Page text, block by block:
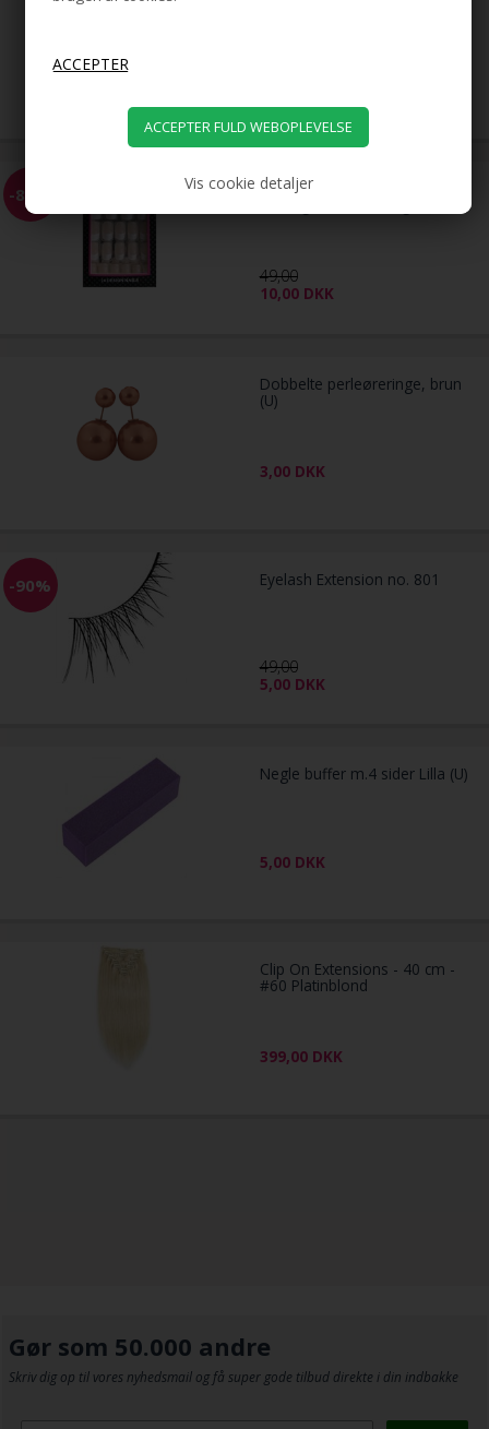
Vis cookie detaljer
-80% Click On / Press on Nails -
49,00
10,00 DKK
Dobbelte perleøreringe, brun
(U)
3,00 DKK
-90% Eyelash Extension no. 801
49,00
5,00 DKK
Negle buffer m.4 sider Lilla (U)
5,00 DKK
Clip On Extensions - 40 cm -
#60 Platinblond
399,00 DKK
Gør som 50.000 andre
Skriv dig op til vores nyhedsmail og få super gode tilbud direkte i din indbakke